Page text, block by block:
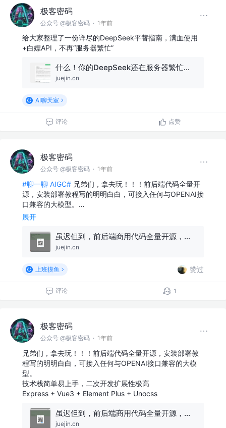
极客密码
公众号 @极客密码 · 1年前
给大家整理了一份详尽的DeepSeek平替指南，满血使用
+白嫖API，不再“服务器繁忙”
什么！你的DeepSeek还在服务器繁忙？？？
juejin.cn
AI聊天室
评论 点赞
极客密码
公众号 @极客密码 · 1年前
#聊一聊 AIGC# 兄弟们，拿去玩！！！前后端代码全量开
源，安装部署教程写的明明白白，可接入任何与OPENAI接
口兼容的大模型。…
展开
虽迟但到，前后端商用代码全量开源，快速部署你自己的ChatGPT
juejin.cn
上班摸鱼 赞过
评论 1
极客密码
公众号 @极客密码 · 1年前
兄弟们，拿去玩！！！前后端代码全量开源，安装部署教
程写的明明白白，可接入任何与OPENAI接口兼容的大模
型。
技术栈简单易上手，二次开发扩展性极高
Express + Vue3 + Element Plus + Unocss
虽迟但到，前后端商用代码全量开源，快速部署你自己的ChatGPT
juejin.cn